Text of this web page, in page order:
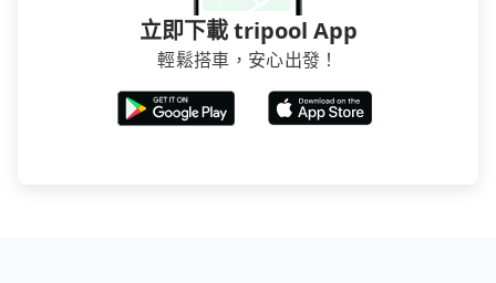
立即下載 tripool App
輕鬆搭車，安心出發！